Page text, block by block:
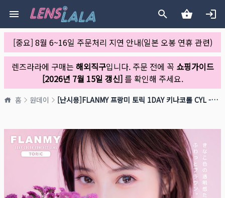
[중요] 8월 6~16일 주문처리 지연 안내(일본 오봉 연휴 관련)
렌즈라라에 구매는 해외직구입니다. 주문 전에 꼭 쇼핑가이드
[2026년 7월 15일 갱신]를 확인해 주세요.
홈 원데이 [난시용]FLANMY 프랑미 토릭 1DAY 키나코롤 CYL -1.25(1박스 10개들이)